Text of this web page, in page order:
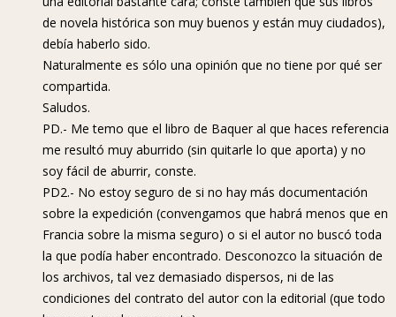
de novela histórica son muy buenos y están muy ciudados),
debía haberlo sido.
Naturalmente es sólo una opinión que no tiene por qué ser
compartida.
Saludos.
PD.- Me temo que el libro de Baquer al que haces referencia
me resultó muy aburrido (sin quitarle lo que aporta) y no
soy fácil de aburrir, conste.
PD2.- No estoy seguro de si no hay más documentación
sobre la expedición (convengamos que habrá menos que en
Francia sobre la misma seguro) o si el autor no buscó toda
la que podía haber encontrado. Desconozco la situación de
los archivos, tal vez demasiado dispersos, ni de las
condiciones del contrato del autor con la editorial (que todo